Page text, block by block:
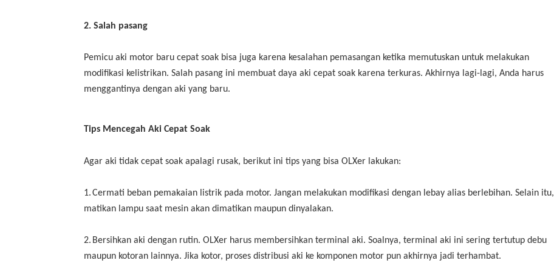
2. Salah pasang
Pemicu aki motor baru cepat soak bisa juga karena kesalahan pemasangan ketika memutuskan untuk melakukan
modifikasi kelistrikan. Salah pasang ini membuat daya aki cepat soak karena terkuras. Akhirnya lagi-lagi, Anda harus
menggantinya dengan aki yang baru.
Tips Mencegah Aki Cepat Soak
Agar aki tidak cepat soak apalagi rusak, berikut ini tips yang bisa OLXer lakukan:
1.Cermati beban pemakaian listrik pada motor. Jangan melakukan modifikasi dengan lebay alias berlebihan. Selain itu,
matikan lampu saat mesin akan dimatikan maupun dinyalakan.
2. Bersihkan aki dengan rutin. OLXer harus membersihkan terminal aki. Soalnya, terminal aki ini sering tertutup debu
maupun kotoran lainnya. Jika kotor, proses distribusi aki ke komponen motor pun akhirnya jadi terhambat.